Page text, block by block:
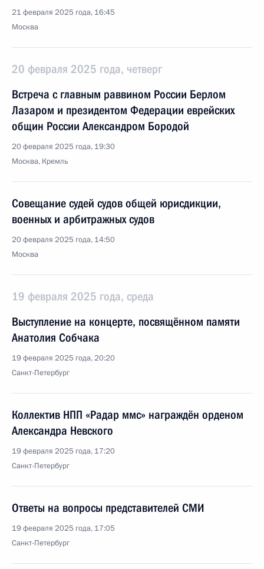
21 февраля 2025 года, 16:45
Москва
20 февраля 2025 года, четверг
Встреча с главным раввином России Берлом
Лазаром и президентом Федерации еврейских
общин России Александром Бородой
20 февраля 2025 года, 19:30
Москва, Кремль
Совещание судей судов общей юрисдикции,
военных и арбитражных судов
20 февраля 2025 года, 14:50
Москва
19 февраля 2025 года, среда
Выступление на концерте, посвящённом памяти
Анатолия Собчака
19 февраля 2025 года, 20:20
Санкт-Петербург
Коллектив НПП «Радар ммс» награждён орденом
Александра Невского
19 февраля 2025 года, 17:20
Санкт-Петербург
Ответы на вопросы представителей СМИ
19 февраля 2025 года, 17:05
Санкт-Петербург